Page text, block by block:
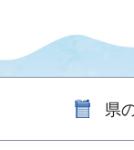
県